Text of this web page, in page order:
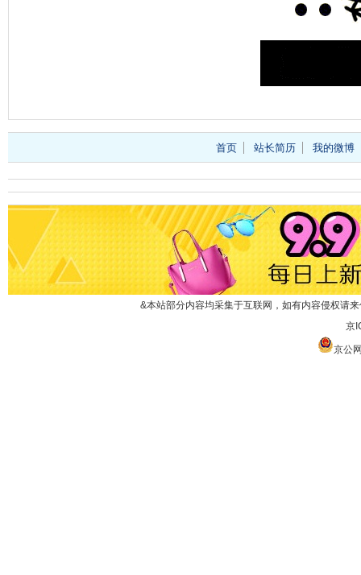
首页 站长简历 我的微博
&本站部分内容均采集于互联网，如有内容侵权请
京
京公